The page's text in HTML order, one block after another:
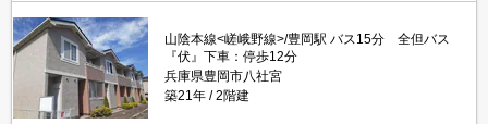
山陰本線<嵯峨野線>/豊岡駅 バス15分 全但バス
『伏』下車：停歩12分
兵庫県豊岡市八社宮
築21年
2階建